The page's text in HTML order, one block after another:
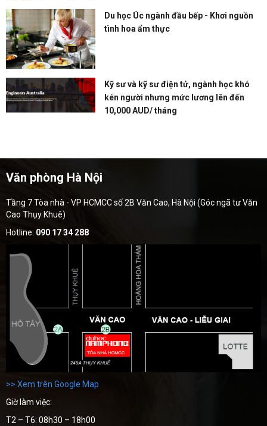
Du học Úc ngành đầu bếp - Khơi nguồn
tình hoa ẩm thực
Kỹ sư và kỹ sư điện tử, ngành học khó
kén người nhưng mức lương lên đến
10,000 AUD/ tháng
Văn phòng Hà Nội
Tầng 7 Tòa nhà - VP HCMCC số 2B Văn Cao, Hà Nội (Góc ngã tư Văn
Cao Thụy Khuê)
Hotline: 090 17 34 288
>> Xem trên Google Map
Giờ làm việc:
T2 – T6: 08h30 – 18h00